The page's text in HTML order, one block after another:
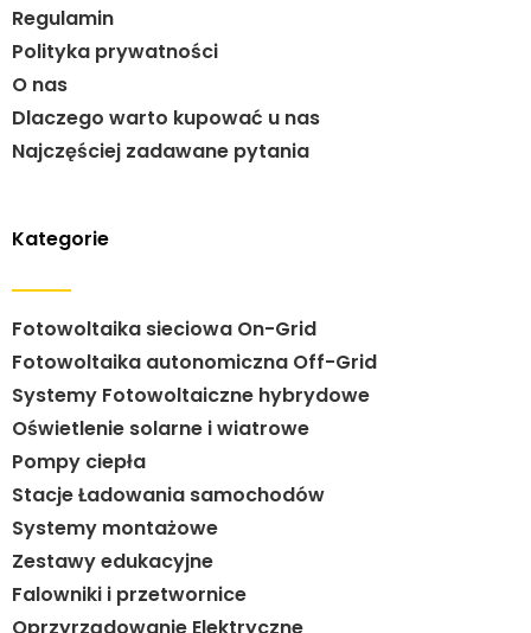
Regulamin
Polityka prywatności
O nas
Dlaczego warto kupować u nas
Najczęściej zadawane pytania
Kategorie
Fotowoltaika sieciowa On-Grid
Fotowoltaika autonomiczna Off-Grid
Systemy Fotowoltaiczne hybrydowe
Oświetlenie solarne i wiatrowe
Pompy ciepła
Stacje Ładowania samochodów
Systemy montażowe
Zestawy edukacyjne
Falowniki i przetwornice